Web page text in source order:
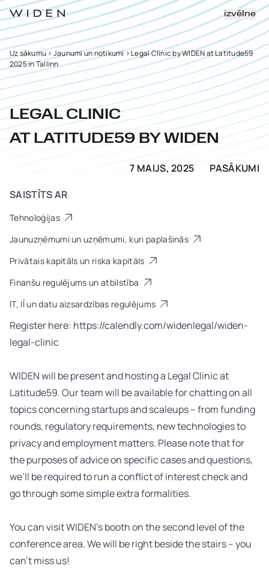
izvēlne
Uz sākumu> Jaunumi un notikumi>Legal Clinic by WIDEN at Latitude59
2025 in Tallinn
LEGAL CLINIC
AT LATITUDE59 BY WIDEN
7 MAIJS, 2025
PASĀKUMI
SAISTĪTS AR
Tehnoloģijas
Jaunuzņēmumi un uzņēmumi, kuri paplašinās
Privātais kapitāls un riska kapitāls
Finanšu regulējums un atbilstība
IT, IĪ un datu aizsardzības regulējums
Register here: https://calendly.com/widenlegal/widen-
legal-clinic
WIDEN will be present and hosting a Legal Clinic at
Latitude59. Our team will be available for chatting on all
topics concerning startups and scaleups – from funding
rounds, regulatory requirements, new technologies to
privacy and employment matters. Please note that for
the purposes of advice on specific cases and questions,
we’ll be required to run a conflict of interest check and
go through some simple extra formalities.
You can visit WIDEN’s booth on the second level of the
conference area. We will be right beside the stairs – you
can’t miss us!